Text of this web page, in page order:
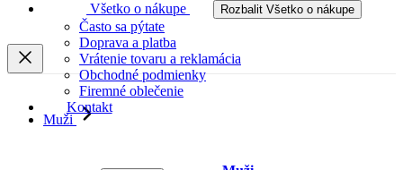
Všetko o nákupe
Rozbalit Všetko o nákupe
Často sa pýtate
Doprava a platba
Vrátenie tovaru a reklamácia
Obchodné podmienky
Firemné oblečenie
Kontakt
Muži